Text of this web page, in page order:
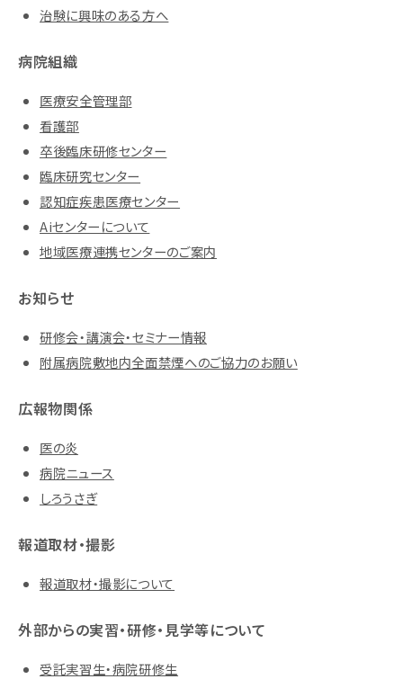
治験に興味のある方へ
病院組織
医療安全管理部
看護部
卒後臨床研修センター
臨床研究センター
認知症疾患医療センター
Aiセンターについて
地域医療連携センターのご案内
お知らせ
研修会・講演会・セミナー情報
附属病院敷地内全面禁煙へのご協力のお願い
広報物関係
医の炎
病院ニュース
しろうさぎ
報道取材・撮影
報道取材・撮影について
外部からの実習・研修・見学等について
受託実習生・病院研修生